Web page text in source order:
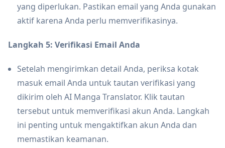
yang diperlukan. Pastikan email yang Anda gunakan
aktif karena Anda perlu memverifikasinya.
Langkah 5: Verifikasi Email Anda
Setelah mengirimkan detail Anda, periksa kotak
masuk email Anda untuk tautan verifikasi yang
dikirim oleh AI Manga Translator. Klik tautan
tersebut untuk memverifikasi akun Anda. Langkah
ini penting untuk mengaktifkan akun Anda dan
memastikan keamanan.